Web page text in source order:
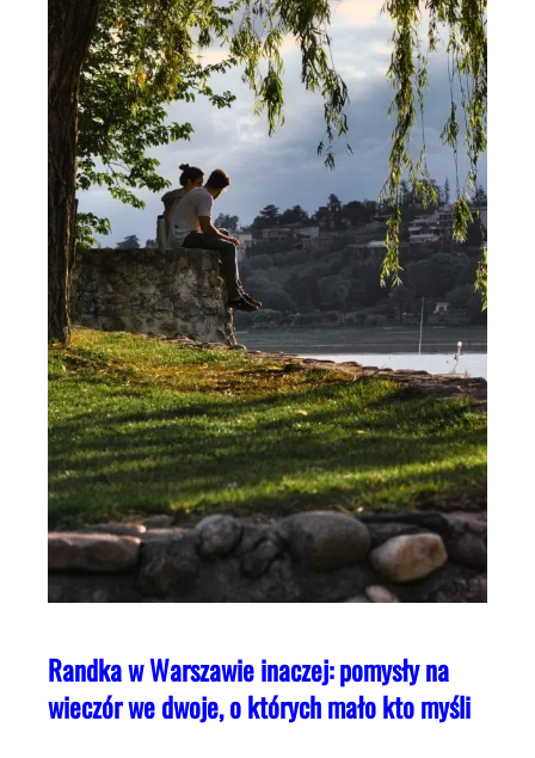
Randka w Warszawie inaczej: pomysły na
wieczór we dwoje, o których mało kto myśli